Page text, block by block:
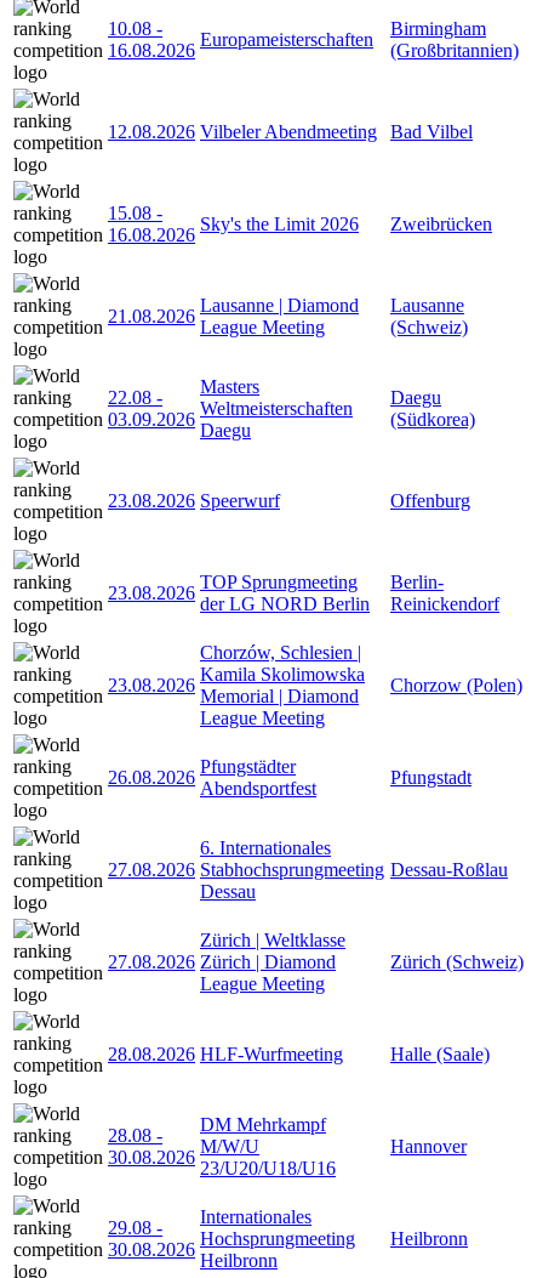
10.08 -
16.08.2026
Europameisterschaften
Birmingham
(Großbritannien)
12.08.2026 Vilbeler Abendmeeting Bad Vilbel
15.08 -
16.08.2026
Sky's the Limit 2026 Zweibrücken
21.08.2026
Lausanne | Diamond
League Meeting
Lausanne
(Schweiz)
22.08 -
03.09.2026
Masters
Weltmeisterschaften
Daegu
Daegu
(Südkorea)
23.08.2026 Speerwurf Offenburg
23.08.2026
TOP Sprungmeeting
der LG NORD Berlin
Berlin-
Reinickendorf
23.08.2026
Chorzów, Schlesien |
Kamila Skolimowska
Memorial | Diamond
League Meeting
Chorzow (Polen)
26.08.2026
Pfungstädter
Abendsportfest
Pfungstadt
27.08.2026
6. Internationales
Stabhochsprungmeeting
Dessau
Dessau-Roßlau
27.08.2026
Zürich | Weltklasse
Zürich | Diamond
League Meeting
Zürich (Schweiz)
28.08.2026 HLF-Wurfmeeting Halle (Saale)
28.08 -
30.08.2026
DM Mehrkampf
M/W/U
23/U20/U18/U16
Hannover
29.08 -
30.08.2026
Internationales
Hochsprungmeeting
Heilbronn
Heilbronn